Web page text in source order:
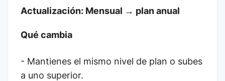
Actualización: Mensual → plan anual
Qué cambia
- Mantienes el mismo nivel de plan o subes
a uno superior.